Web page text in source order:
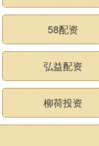
58配资
弘益配资
柳荷投资